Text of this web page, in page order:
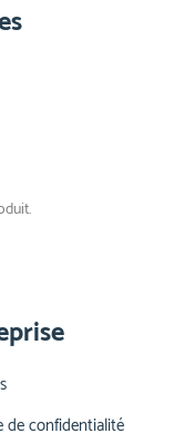
de confidentialité